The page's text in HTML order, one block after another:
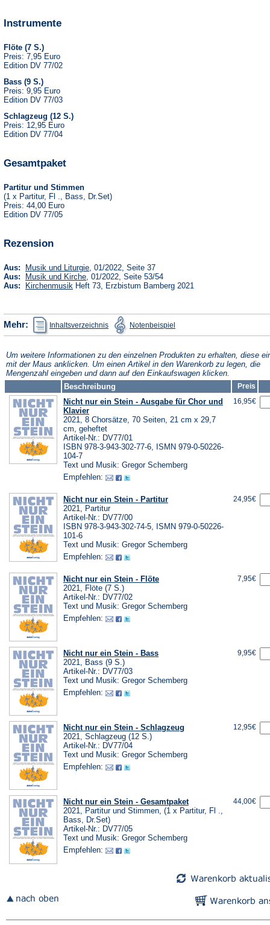
Instrumente
Flöte (7 S.)
Preis: 7,95 Euro
Edition DV 77/02
Bass (9 S.)
Preis: 9,95 Euro
Edition DV 77/03
Schlagzeug (12 S.)
Preis: 12,95 Euro
Edition DV 77/04
Gesamtpaket
Partitur und Stimmen
(1 x Partitur, Fl ., Bass, Dr.Set)
Preis: 44,00 Euro
Edition DV 77/05
Rezension
Aus: Musik und Liturgie(Öffnet
in
einem
neuen
, 01/2022, Seite 37
Aus:
Musik und Kirche(Öffnet
in
, 01/2022, Seite 53/54
Aus:
Kirchenmusik (Öffnet
Heft 73, Erzbistum Bamberg 2021
Mehr: Inhaltsverzeichnis
(Öffnet
in
einem
Tab)
Notenbeispiel in
einem
Tab)
Um weitere Informationen zu den einzelnen Produkten zu erhalten, diese
mit der Maus anklicken. Um einen Artikel in den Warenkorb zu legen, die
Mengenzahl eingeben und dann auf den Einkaufswagen klicken.
Beschreibung
Preis
Nicht nur ein Stein - Ausgabe für Chor und
Klavier
2021, 8 Chorsätze, 70 Seiten, 21 cm x 29,7
cm, geheftet
Artikel-Nr.: DV77/01
ISBN 978-3-943-302-77-6, ISMN 979-0-50226-
104-7
Text und Musik: Gregor Schemberg
Empfehlen:
16,95€
Nicht nur ein Stein - Partitur
2021, Partitur
Artikel-Nr.: DV77/00
ISBN 978-3-943-302-74-5, ISMN 979-0-50226-
101-6
Text und Musik: Gregor Schemberg
Empfehlen:
24,95€
Nicht nur ein Stein - Flöte
2021, Flöte (7 S.)
Artikel-Nr.: DV77/02
Text und Musik: Gregor Schemberg
Empfehlen:
7,95€
Nicht nur ein Stein - Bass
2021, Bass (9 S.)
Artikel-Nr.: DV77/03
Text und Musik: Gregor Schemberg
Empfehlen:
9,95€
Nicht nur ein Stein - Schlagzeug
2021, Schlagzeug (12 S.)
Artikel-Nr.: DV77/04
Text und Musik: Gregor Schemberg
Empfehlen:
12,95€
Nicht nur ein Stein - Gesamtpaket
2021, Partitur und Stimmen, (1 x Partitur, Fl .,
Bass, Dr.Set)
Artikel-Nr.: DV77/05
Text und Musik: Gregor Schemberg
Empfehlen:
44,00€